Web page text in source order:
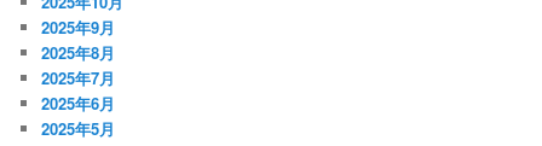
2025年9月
2025年8月
2025年7月
2025年6月
2025年5月